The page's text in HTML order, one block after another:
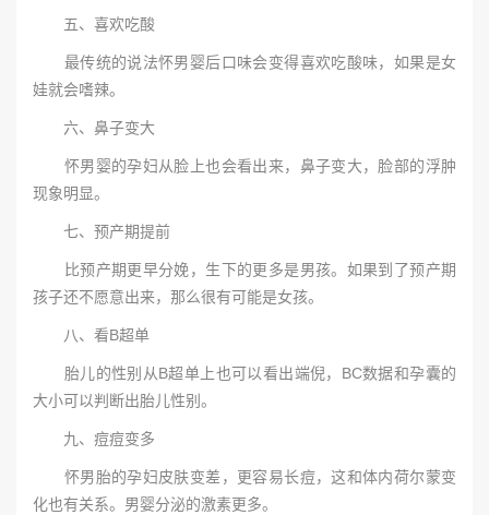
五、喜欢吃酸
最传统的说法怀男婴后口味会变得喜欢吃酸味，如果是女
娃就会嗜辣。
六、鼻子变大
怀男婴的孕妇从脸上也会看出来，鼻子变大，脸部的浮肿
现象明显。
七、预产期提前
比预产期更早分娩，生下的更多是男孩。如果到了预产期
孩子还不愿意出来，那么很有可能是女孩。
八、看B超单
胎儿的性别从B超单上也可以看出端倪，BC数据和孕囊的
大小可以判断出胎儿性别。
九、痘痘变多
怀男胎的孕妇皮肤变差，更容易长痘，这和体内荷尔蒙变
化也有关系。男婴分泌的激素更多。